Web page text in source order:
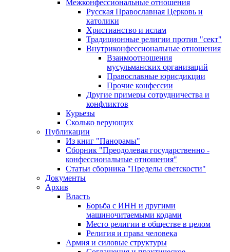
Межконфессиональные отношения
Русская Православная Церковь и
католики
Христианство и ислам
Традиционные религии против "сект"
Внутриконфессиональные отношения
Взаимоотношения
мусульманских организаций
Православные юрисдикции
Прочие конфессии
Другие примеры сотрудничества и
конфликтов
Курьезы
Сколько верующих
Публикации
Из книг "Панорамы"
Сборник "Преодолевая государственно -
конфессиональные отношения"
Статьи сборника "Пределы светскости"
Документы
Архив
Власть
Борьба с ИНН и другими
машиночитаемыми кодами
Место религии в обществе в целом
Религия и права человека
Армия и силовые структуры